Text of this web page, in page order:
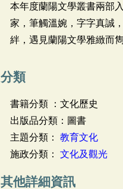
本年度蘭陽文學叢書兩部
家，筆觸溫婉，字字真誠
絆，遇見蘭陽文學雅緻而
分類
書籍分類 ：文化歷史
出版品分類：圖書
主題分類： 教育文化
施政分類： 文化及觀光
其他詳細資訊